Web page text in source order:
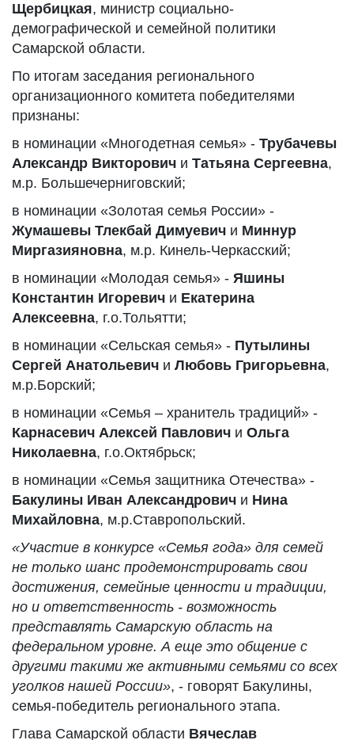
Щербицкая, министр социально-
демографической и семейной политики
Самарской области.
По итогам заседания регионального
организационного комитета победителями
признаны:
в номинации «Многодетная семья» - Трубачевы
Александр Викторович и Татьяна Сергеевна,
м.р. Большечерниговский;
в номинации «Золотая семья России» -
Жумашевы Тлекбай Димуевич и Миннур
Миргазияновна, м.р. Кинель-Черкасский;
в номинации «Молодая семья» - Яшины
Константин Игоревич и Екатерина
Алексеевна, г.о.Тольятти;
в номинации «Сельская семья» - Путылины
Сергей Анатольевич и Любовь Григорьевна,
м.р.Борский;
в номинации «Семья – хранитель традиций» -
Карнасевич Алексей Павлович и Ольга
Николаевна, г.о.Октябрьск;
в номинации «Семья защитника Отечества» -
Бакулины Иван Александрович и Нина
Михайловна, м.р.Ставропольский.
«Участие в конкурсе «Семья года» для семей
не только шанс продемонстрировать свои
достижения, семейные ценности и традиции,
но и ответственность - возможность
представлять Самарскую область на
федеральном уровне. А еще это общение с
другими такими же активными семьями со всех
уголков нашей России», - говорят Бакулины,
семья-победитель регионального этапа.
Глава Самарской области Вячеслав